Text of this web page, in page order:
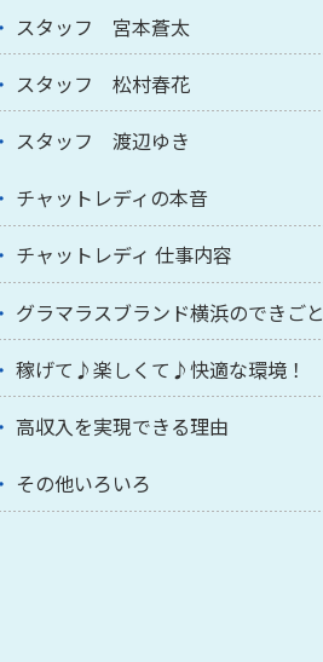
スタッフ 宮本蒼太
スタッフ 松村春花
スタッフ 渡辺ゆき
チャットレディの本音
チャットレディ 仕事内容
グラマラスブランド横浜のできごと
稼げて♪楽しくて♪快適な環境！
高収入を実現できる理由
その他いろいろ